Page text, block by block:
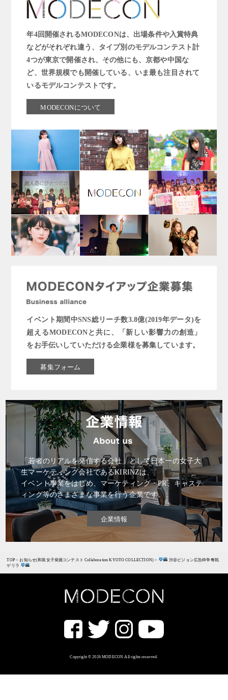
年4回開催されるMODECONは、出場条件や入賞特典
などがそれぞれ違う、タイプ別のモデルコンテスト計
4つが東京で開催され、その他にも、京都や中国な
ど、世界規模でも開催している、いま最も注目されて
いるモデルコンテストです。
MODECONについて
イベント期間中SNS総リーチ数3.8億(2019年データ)を
超えるMODECONと共に、「新しい影響力の創造」
をお手伝いしていただける企業様を募集しています。
募集フォーム
「若者のリアルを発信する会社」として日本一の女子大
生マーケティング会社であるKIRINZは、
イベント事業をはじめ、マーケティング・PR、キャステ
ィング等のさまざまな事業を行う企業です。
企業情報
TOP> お知らせ(和装女子発掘コンテスト Collaboration KYOTO COLLECTION) >
渋谷ビジョン広告枠争奪戦
ゲリラ
Copyright © 2026 MODECON All rights reserved.